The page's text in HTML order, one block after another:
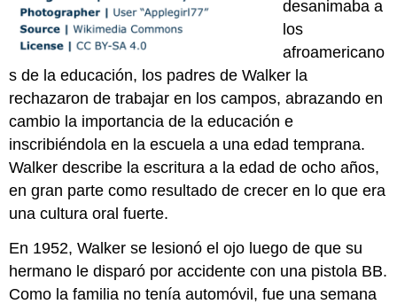
desanimaba a
los
afroamericano
s de la educación, los padres de Walker la
rechazaron de trabajar en los campos, abrazando en
cambio la importancia de la educación e
inscribiéndola en la escuela a una edad temprana.
Walker describe la escritura a la edad de ocho años,
en gran parte como resultado de crecer en lo que era
una cultura oral fuerte.
En 1952, Walker se lesionó el ojo luego de que su
hermano le disparó por accidente con una pistola BB.
Como la familia no tenía automóvil, fue una semana